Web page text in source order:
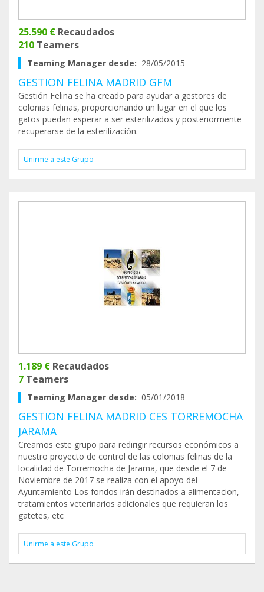
25.590 € Recaudados
210 Teamers
Teaming Manager desde: 28/05/2015
GESTION FELINA MADRID GFM
Gestión Felina se ha creado para ayudar a gestores de
colonias felinas, proporcionando un lugar en el que los
gatos puedan esperar a ser esterilizados y posteriormente
recuperarse de la esterilización.
Unirme a este Grupo
1.189 € Recaudados
7 Teamers
Teaming Manager desde: 05/01/2018
GESTION FELINA MADRID CES TORREMOCHA
JARAMA
Creamos este grupo para redirigir recursos económicos a
nuestro proyecto de control de las colonias felinas de la
localidad de Torremocha de Jarama, que desde el 7 de
Noviembre de 2017 se realiza con el apoyo del
Ayuntamiento Los fondos irán destinados a alimentacion,
tratamientos veterinarios adicionales que requieran los
gatetes, etc
Unirme a este Grupo